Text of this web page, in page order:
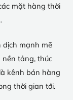
mặt hàng thời
dịch mạnh mẽ
nền tảng, thúc
kênh bán hàng
thời gian tới.